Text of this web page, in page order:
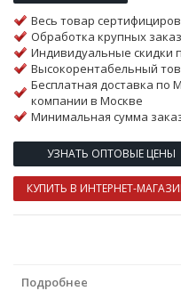
Весь товар
Обработка крупных
Индивидуальные скидки
Высокорентабельный
Бесплатная доставка по
компании в Москве
Минимальная сумма
УЗНАТЬ ОПТОВЫЕ ЦЕНЫ
КУПИТЬ В ИНТЕРНЕТ-
Подробнее